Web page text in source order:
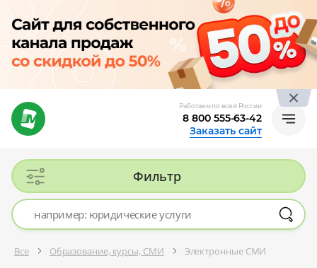
Работаем по всей России
8 800 555-63-42
Заказать сайт
Фильтр
Все Образование, курсы, СМИ Электронные СМИ